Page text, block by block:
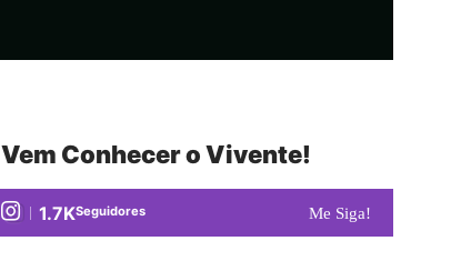
Vem Conhecer o Vivente!
1.7KSeguidores Me Siga!